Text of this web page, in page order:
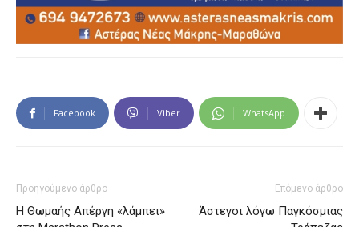
Facebook Viber WhatsApp
Προηγούμενο άρθρο
Η Θωμαής Απέργη «λάμπει»
Επόμενο άρθρο
Άστεγοι λόγω Παγκόσμιας